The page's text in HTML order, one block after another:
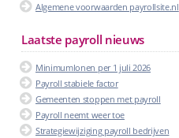
Algemene voorwaarden payrollsite.nl
Laatste payroll nieuws
Minimumlonen per 1 juli 2026
Payroll stabiele factor
Gemeenten stoppen met payroll
Payroll neemt weer toe
Strategiewijziging payroll bedrijven